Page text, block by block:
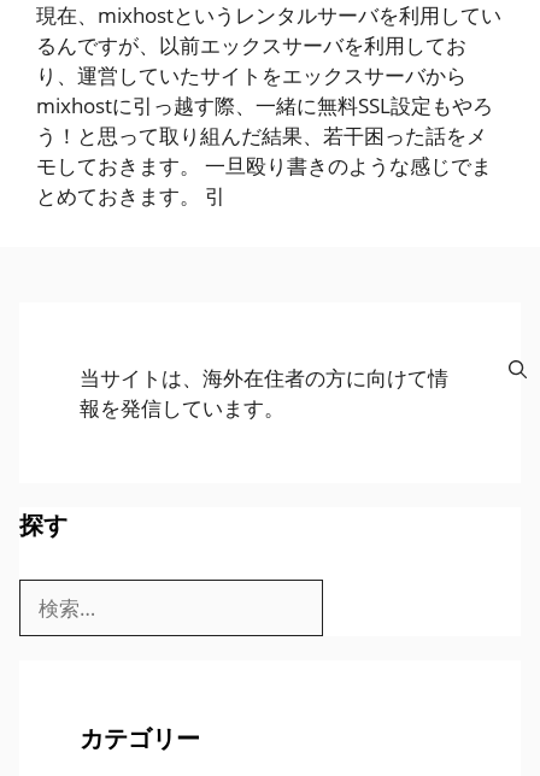
現在、mixhostというレンタルサーバを利用してい
るんですが、以前エックスサーバを利用してお
り、運営していたサイトをエックスサーバから
mixhostに引っ越す際、一緒に無料SSL設定もやろ
う！と思って取り組んだ結果、若干困った話をメ
モしておきます。 一旦殴り書きのような感じでま
とめておきます。 引
当サイトは、海外在住者の方に向けて情
報を発信しています。
探す
索:
カテゴリー